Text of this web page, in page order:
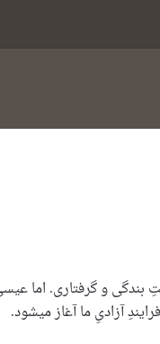
بندگی و گرفتاری. اما
آزادیِ ما آغاز میشود.